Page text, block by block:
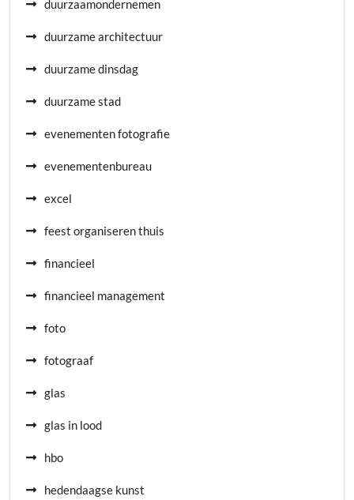
duurzaamondernemen
duurzame architectuur
duurzame dinsdag
duurzame stad
evenementen fotografie
evenementenbureau
excel
feest organiseren thuis
financieel
financieel management
foto
fotograaf
glas
glas in lood
hbo
hedendaagse kunst